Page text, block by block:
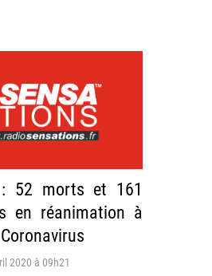
: 52 morts et 161
en réanimation à
2020 à 09h21